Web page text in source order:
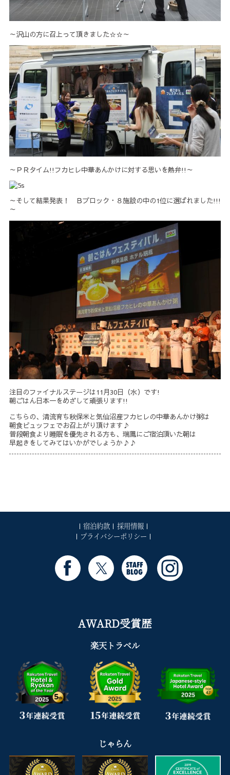
～沢山の方に召上って頂きました☆☆～
～ＰＲタイム!!フカヒレ中華あんかけに対する思いを熱弁!!～
～そして結果発表！ Ｂブロック・８施設の中の1位に選ばれました!!!
～
注目のファイナルステージは11月30日（水）です!
朝ごはん日本一をめざして頑張ります!!
こちらの、清流育ち秋保米と気仙沼産フカヒレの中華あんかけ粥は
朝食ビュッフェでお召上がり頂けます♪
普段朝食より睡眠を優先される方も、瑞鳳にご宿泊頂いた朝は
早起きをしてみてはいかがでしょうか♪♪
宿泊約款
採用情報
プライバシーポリシー
AWARD受賞歴
楽天トラベル
じゃらん